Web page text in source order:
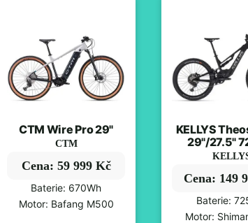
CTM Wire Pro 29"
CTM
Cena: 59 999 Kč
Baterie: 670Wh
Motor: Bafang M500
KELLYS
29"/27.5"
Cena: 149
Baterie:
Motor: